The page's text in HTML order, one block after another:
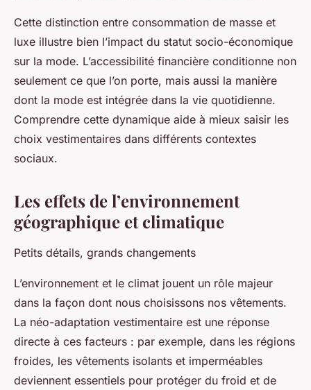
Cette distinction entre consommation de masse et
luxe illustre bien l’impact du statut socio-économique
sur la mode. L’accessibilité financière conditionne non
seulement ce que l’on porte, mais aussi la manière
dont la mode est intégrée dans la vie quotidienne.
Comprendre cette dynamique aide à mieux saisir les
choix vestimentaires dans différents contextes
sociaux.
Les effets de l’environnement
géographique et climatique
Petits détails, grands changements
L’environnement et le climat jouent un rôle majeur
dans la façon dont nous choisissons nos vêtements.
La néo-adaptation vestimentaire est une réponse
directe à ces facteurs : par exemple, dans les régions
froides, les vêtements isolants et imperméables
deviennent essentiels pour protéger du froid et de